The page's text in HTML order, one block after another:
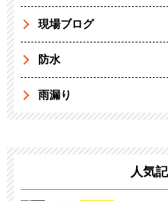
現場ブログ
防水
雨漏り
人気